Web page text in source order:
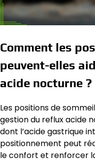
Comment les
peuvent-elles
acide nocturne ?
Les positions de
gestion du reflux acide
dont l’acide gastrique
positionnement peut
le confort et renforcer